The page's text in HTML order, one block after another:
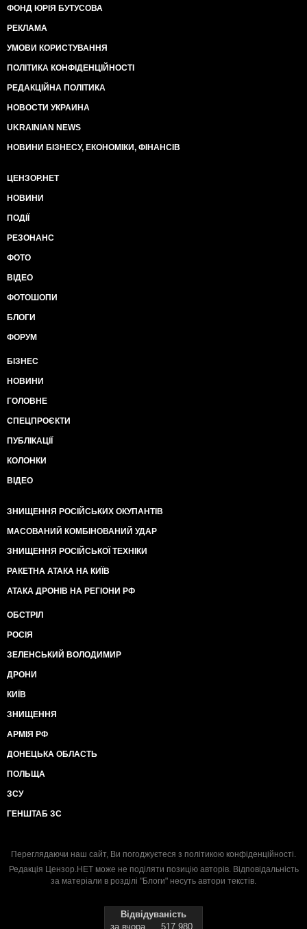
ФОНД ЮРІЯ БУТУСОВА
РЕКЛАМА
УМОВИ КОРИСТУВАННЯ
ПОЛІТИКА КОНФІДЕНЦІЙНОСТІ
РЕДАКЦІЙНА ПОЛІТИКА
НОВОСТИ УКРАИНА
UKRAINIAN NEWS
НОВИНИ БІЗНЕСУ, ЕКОНОМІКИ, ФІНАНСІВ
ЦЕНЗОР.НЕТ
НОВИНИ
ПОДІЇ
РЕЗОНАНС
ФОТО
ВІДЕО
ФОТОШОПИ
БЛОГИ
ФОРУМ
БІЗНЕС
НОВИНИ
ГОЛОВНЕ
СПЕЦПРОЄКТИ
ПУБЛІКАЦІЇ
КОЛОНКИ
ВІДЕО
ЗНИЩЕННЯ РОСІЙСЬКИХ ОКУПАНТІВ
МАСОВАНИЙ КОМБІНОВАНИЙ УДАР
ЗНИЩЕННЯ РОСІЙСЬКОЇ ТЕХНІКИ
РАКЕТНА АТАКА НА КИЇВ
АТАКА ДРОНІВ НА РЕГІОНИ РФ
ОБСТРІЛ
РОСІЯ
ЗЕЛЕНСЬКИЙ ВОЛОДИМИР
ДРОНИ
КИЇВ
ЗНИЩЕННЯ
АРМІЯ РФ
ДОНЕЦЬКА ОБЛАСТЬ
ПОЛЬЩА
ЗСУ
ГЕНШТАБ ЗС
Переглядаючи наш сайт, Ви погоджуєтеся з політикою конфіденційності.
Редакція Цензор.НЕТ може не поділяти позицію авторів. Відповідальність
за матеріали в розділі "Блоги" несуть автори текстів.
Відвідуваність
за вчора
517 980